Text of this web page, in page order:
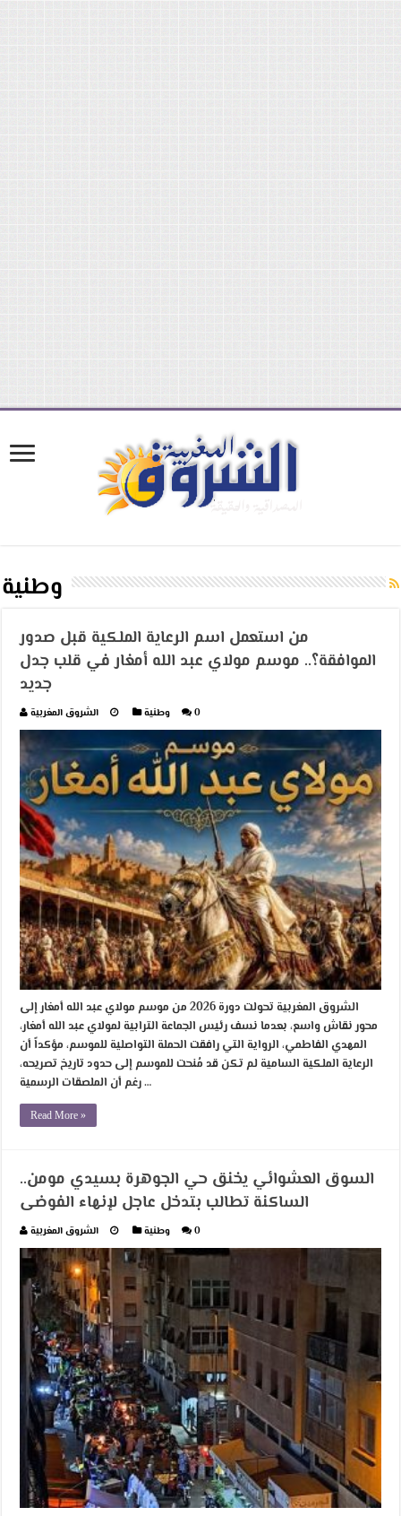
وطنية
من استعمل اسم الرعاية الملكية قبل صدور
الموافقة؟.. موسم مولاي عبد الله أمغار في قلب جدل
جديد
الشروق المغربية وطنية 0
الشروق المغربية تحولت دورة 2026 من موسم مولاي عبد الله أمغار إلى
محور نقاش واسع، بعدما نسف رئيس الجماعة الترابية لمولاي عبد الله أمغار،
المهدي الفاطمي، الرواية التي رافقت الحملة التواصلية للموسم، مؤكداً أن
الرعاية الملكية السامية لم تكن قد مُنحت للموسم إلى حدود تاريخ تصريحه،
رغم أن الملصقات الرسمية …
Read More »
السوق العشوائي يخنق حي الجوهرة بسيدي مومن..
الساكنة تطالب بتدخل عاجل لإنهاء الفوضى
الشروق المغربية وطنية 0